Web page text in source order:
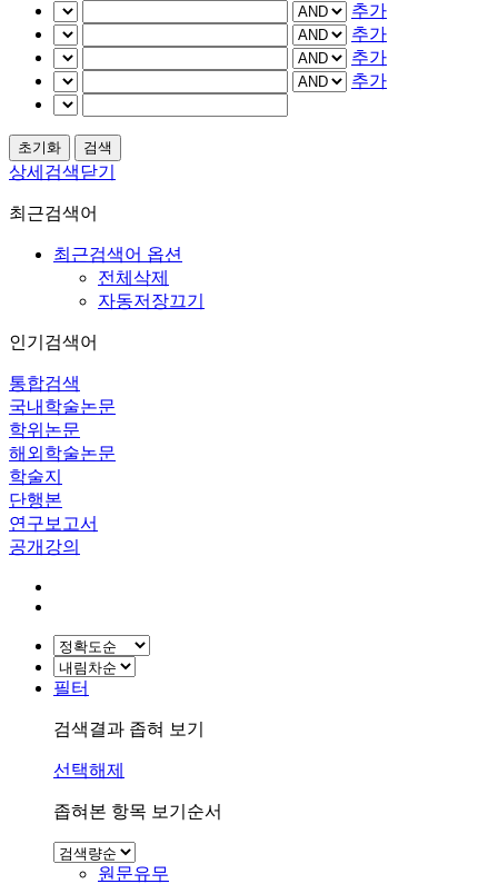
추가
추가
추가
추가
상세검색닫기
최근검색어
최근검색어 옵션
전체삭제
자동저장끄기
인기검색어
통합검색
국내학술논문
학위논문
해외학술논문
학술지
단행본
연구보고서
공개강의
필터
검색결과 좁혀 보기
선택해제
좁혀본 항목 보기순서
원문유무